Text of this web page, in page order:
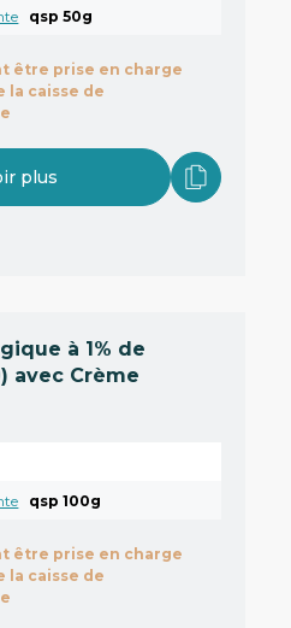
qsp 50g
être prise en charge
la caisse de
plus
à 1% de
avec Crème
qsp 100g
être prise en charge
la caisse de